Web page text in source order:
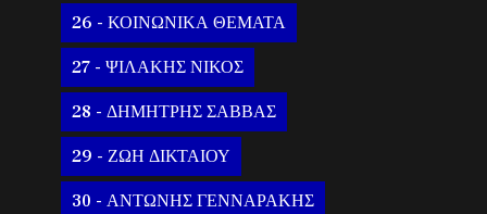
26 - ΚΟΙΝΩΝΙΚΑ ΘΕΜΑΤΑ
27 - ΨΙΛΑΚΗΣ ΝΙΚΟΣ
28 - ΔΗΜΗΤΡΗΣ ΣΑΒΒΑΣ
29 - ΖΩΗ ΔΙΚΤΑΙΟΥ
30 - ΑΝΤΩΝΗΣ ΓΕΝΝΑΡΑΚΗΣ